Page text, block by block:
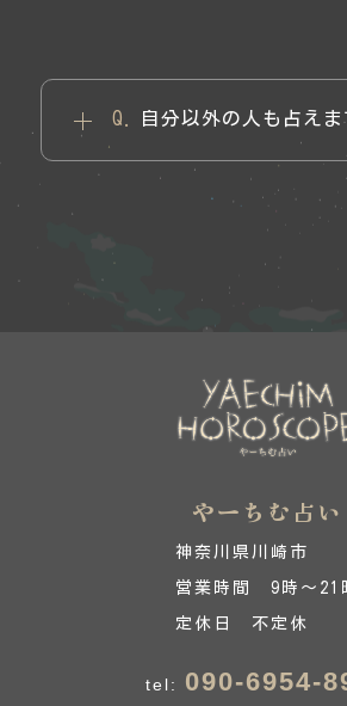
自分以外の人も占えま
やーちむ占い
神奈川県川崎市
営業時間 9時～21
定休日 不定休
tel: 090-6954-